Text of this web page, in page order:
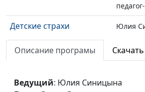
Детские страхи
Юлия
педагог-
Олеся
Описание програмы Скачать
Ведущий: Юлия Синицына